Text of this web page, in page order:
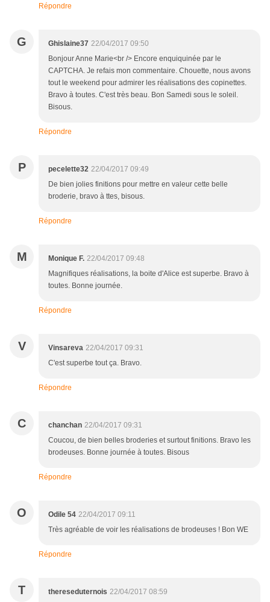
Répondre
G Ghislaine37 22/04/2017 09:50
Bonjour Anne Marie<br /> Encore enquiquinée par le
CAPTCHA. Je refais mon commentaire. Chouette, nous avons
tout le weekend pour admirer les réalisations des copinettes.
Bravo à toutes. C'est très beau. Bon Samedi sous le soleil.
Bisous.
Répondre
P pecelette32 22/04/2017 09:49
De bien jolies finitions pour mettre en valeur cette belle
broderie, bravo à ttes, bisous.
Répondre
M Monique F. 22/04/2017 09:48
Magnifiques réalisations, la boite d'Alice est superbe. Bravo à
toutes. Bonne journée.
Répondre
V Vinsareva 22/04/2017 09:31
C'est superbe tout ça. Bravo.
Répondre
C chanchan 22/04/2017 09:31
Coucou, de bien belles broderies et surtout finitions. Bravo les
brodeuses. Bonne journée à toutes. Bisous
Répondre
O Odile 54 22/04/2017 09:11
Très agréable de voir les réalisations de brodeuses ! Bon WE
Répondre
T thereseduternois 22/04/2017 08:59